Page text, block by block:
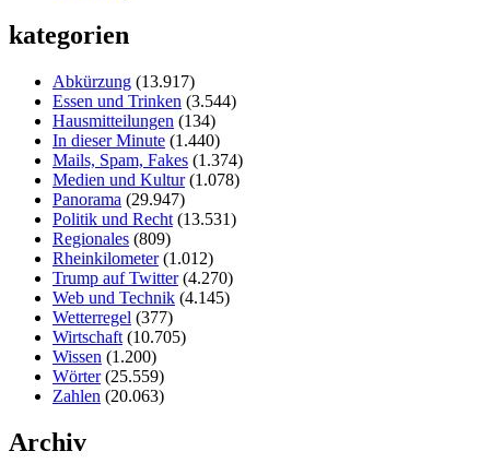
kategorien
Abkürzung (13.917)
Essen und Trinken (3.544)
Hausmitteilungen (134)
In dieser Minute (1.440)
Mails, Spam, Fakes (1.374)
Medien und Kultur(1.078)
Panorama (29.947)
Politik und Recht (13.531)
Regionales (809)
Rheinkilometer(1.012)
Trump auf Twitter(4.270)
Web und Technik (4.145)
Wetterregel (377)
Wirtschaft (10.705)
Wissen (1.200)
Wörter(25.559)
Zahlen (20.063)
Archiv